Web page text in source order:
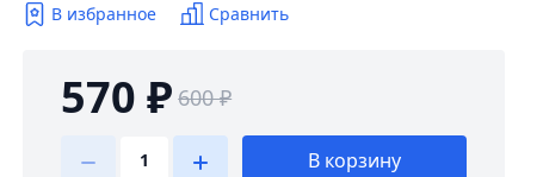
В избранное Сравнить
570 ₽ 600 ₽
В корзину